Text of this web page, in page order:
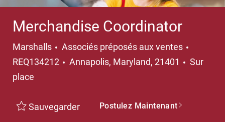
Merchandise Coordinator
Marshalls Catégorie
Associés préposés aux ventes
REQ134212
Emplacement
Annapolis, Maryland, 21401
Sur
place
Sauvegarder Postulez Maintenant